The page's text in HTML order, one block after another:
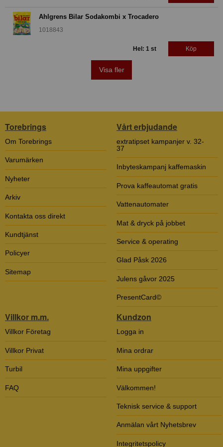
Ahlgrens Bilar Sodakombi x Trocadero
1018843
Hel: 1 st Köp
Visa fler
Torebrings
Om Torebrings
Varumärken
Nyheter
Arkiv
Kontakta oss direkt
Kundtjänst
Policyer
Sitemap
Vårt erbjudande
extratipset kampanjer v. 32-
37
Inbyteskampanj kaffemaskin
Prova kaffeautomat gratis
Vattenautomater
Mat & dryck på jobbet
Service & operating
Glad Påsk 2026
Julens gåvor 2025
PresentCard©
Villkor m.m.
Villkor Företag
Villkor Privat
Turbil
FAQ
Kundzon
Logga in
Mina ordrar
Mina uppgifter
Välkommen!
Teknisk service & support
Anmälan vårt Nyhetsbrev
Integritetspolicy